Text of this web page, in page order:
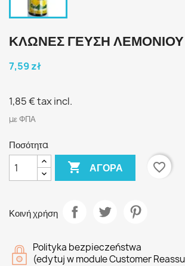
ΚΛΩΝΕΣ ΓΕΎΣΗ ΛΕΜΟΝΙΟΎ
7,59 zł
1,85 €tax incl.
με ΦΠΑ
Ποσότητα
 ΑΓΟΡΆ favorite_border
Κοινή χρήση
Polityka bezpieczeństwa
(edytuj w module Customer